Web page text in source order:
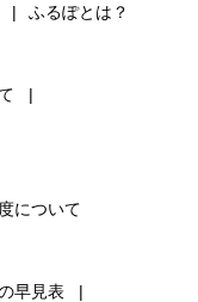
ふるぽとは？
について
早見表